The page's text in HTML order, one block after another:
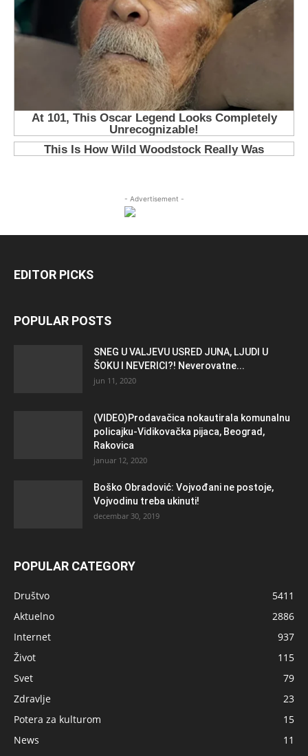
- Advertisement -
EDITOR PICKS
POPULAR POSTS
SNEG U VALJEVU USRED JUNA, LJUDI U
ŠOKU I NEVERICI?! Neverovatne...
jun 11, 2020
(VIDEO)Prodavačica nokautirala komunalnu
policajku-Vidikovačka pijaca, Beograd,
Rakovica
januar 12, 2020
Boško Obradović: Vojvođani ne postoje,
Vojvodinu treba ukinuti!
decembar 30, 2019
POPULAR CATEGORY
Društvo
5411
Aktuelno
2886
Internet
937
Život
115
Svet
79
Zdravlje
23
Potera za kulturom
15
News
11